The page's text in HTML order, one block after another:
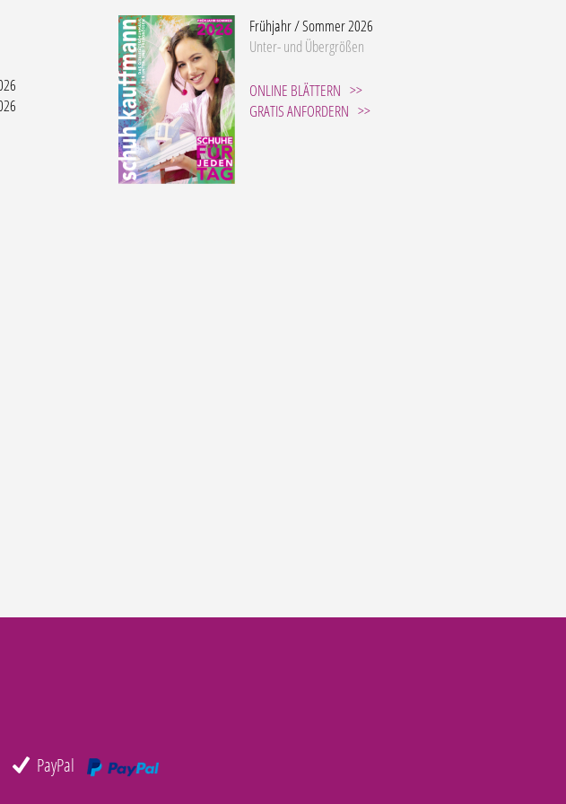
Frühjahr / Sommer 2026
Unter- und Übergrößen
ONLINE BLÄTTERN
GRATIS ANFORDERN
PayPal